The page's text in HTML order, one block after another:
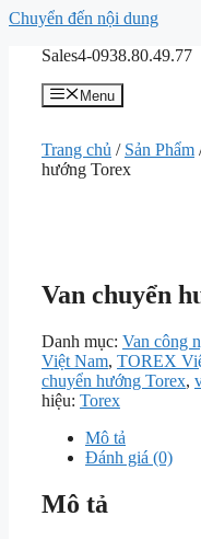
Chuyển đến nội dung
Sales4-0938.80.49.77
Menu
Trang chủ / Sản Phẩm
hướng Torex
Van chuyển
Danh mục: Van công
Việt Nam, TOREX
chuyển hướng Torex,
hiệu: Torex
Mô tả
Đánh giá (0)
Mô tả